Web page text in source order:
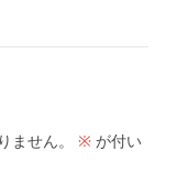
せん。 ※が付い